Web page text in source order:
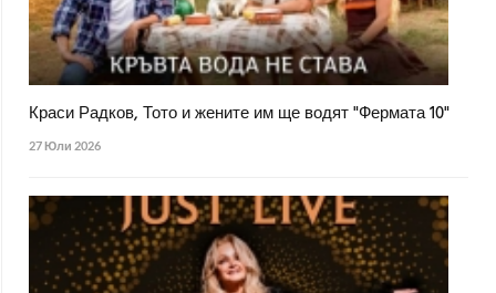
Краси Радков, Тото и жените им ще водят "Фермата 10"
27 Юли 2026